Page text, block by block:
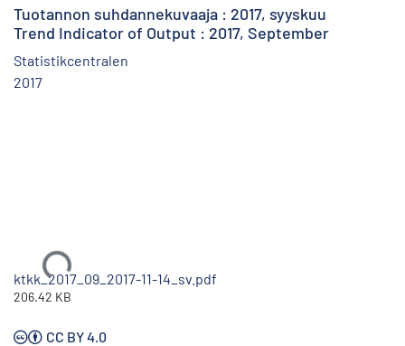
Tuotannon suhdannekuvaaja : 2017, syyskuu
Trend Indicator of Output : 2017, September
Statistikcentralen
2017
Ladataan...
ktkk_2017_09_2017-11-14_sv.pdf
206.42 KB
CC BY 4.0